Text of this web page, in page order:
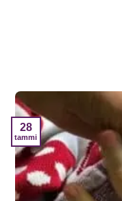
28
tammi